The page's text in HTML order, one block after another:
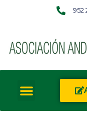
952